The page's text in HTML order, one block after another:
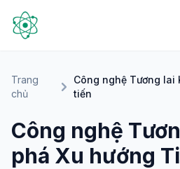
Trang
chủ
Công nghệ Tương lai
tiến
Công nghệ
phá Xu hướng